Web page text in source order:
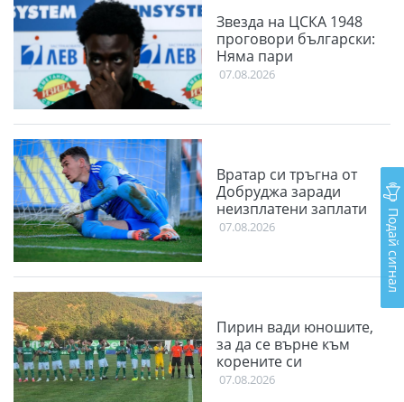
Звезда на ЦСКА 1948
проговори български:
Няма пари
07.08.2026
Вратар си тръгна от
Добруджа заради
неизплатени заплати
07.08.2026
Пирин вади юношите,
за да се върне към
корените си
07.08.2026
Подай сигнал